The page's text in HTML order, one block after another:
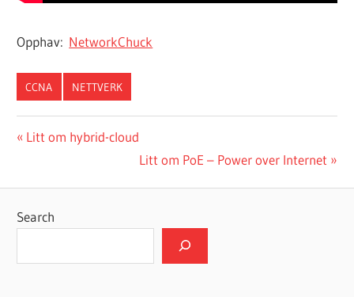
Opphav: NetworkChuck
CCNA NETTVERK
Post
Previous
Litt om hybrid-cloud
Next
Litt om PoE – Power over Internet
Search